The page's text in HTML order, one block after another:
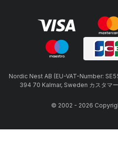
Nordic Nest AB (EU-VAT-Number:
394 70 Kalmar, Sweden カスタマ
© 2002 - 2026